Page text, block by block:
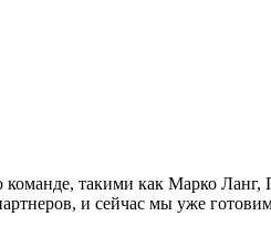
команде, такими как Марко
и сейчас мы уже